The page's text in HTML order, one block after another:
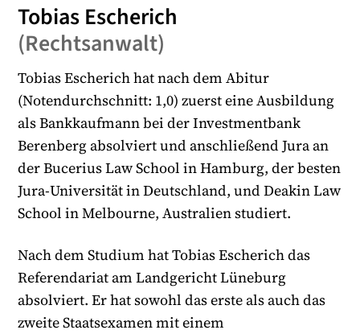
Tobias Escherich
(Rechtsanwalt)
Tobias Escherich hat nach dem Abitur
(Notendurchschnitt: 1,0) zuerst eine Ausbildung
als Bankkaufmann bei der Investmentbank
Berenberg absolviert und anschließend Jura an
der Bucerius Law School in Hamburg, der besten
Jura-Universität in Deutschland, und Deakin Law
School in Melbourne, Australien studiert.
Nach dem Studium hat Tobias Escherich das
Referendariat am Landgericht Lüneburg
absolviert. Er hat sowohl das erste als auch das
zweite Staatsexamen mit einem